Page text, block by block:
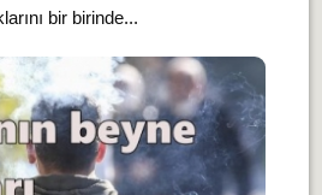
bir birinde...